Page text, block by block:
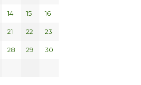
14 15 16
21 22 23
28 29 30